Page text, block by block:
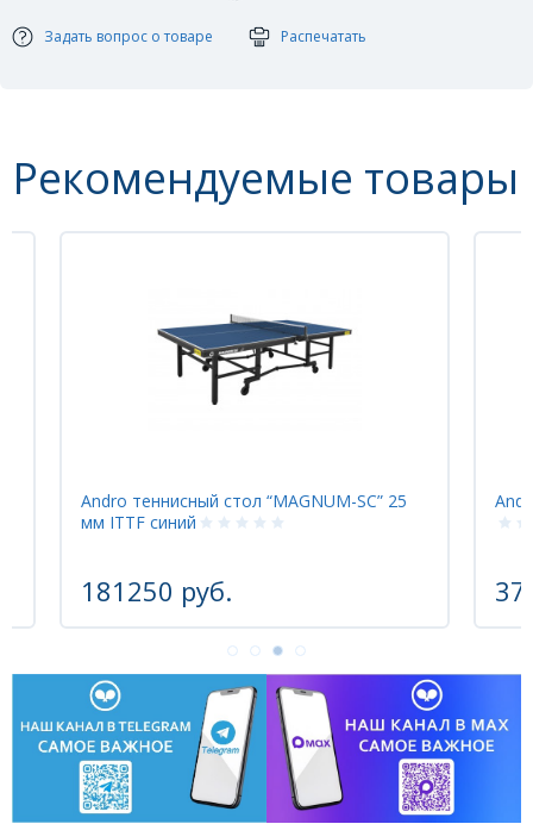
Задать вопрос о товаре Распечатать
Рекомендуемые товары
Andro теннисный стол “MAGNUM-SC” 25
мм ITTF синий
181250 руб.